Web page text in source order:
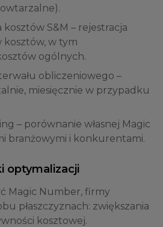
kosztów S&M – rejestracja
w tym
ogólnych.
obliczeniowego –
miesięcznie w przypadku
– porównanie własnej Magic
branżowymi i konkurentami.
optymalizacji
Magic Number, firmy
płaszczyznach: zwiększania
kosztowej.